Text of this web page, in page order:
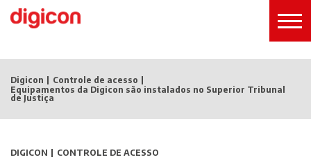
Digicon
Controle de acesso
Equipamentos da Digicon são instalados no Superior Tribunal
de Justiça
DIGICON
CONTROLE DE ACESSO